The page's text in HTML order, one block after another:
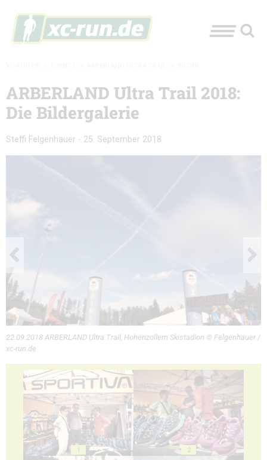
ARBERLAND Ultra Trail 2018:
Die Bildergalerie
Steffi Felgenhauer - 25. September 2018
22.09.2018 ARBERLAND Ultra Trail, Hohenzollern Skistadion © Felgenhauer /
xc-run.de
1 2